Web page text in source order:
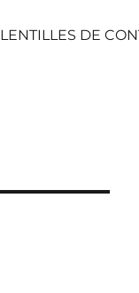
LENTILLES DE